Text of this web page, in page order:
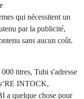
qui nécessitent un
par la publicité,
sans aucun coût.
titres, Tubi s'adresse
INTOCK,
quelque chose pour